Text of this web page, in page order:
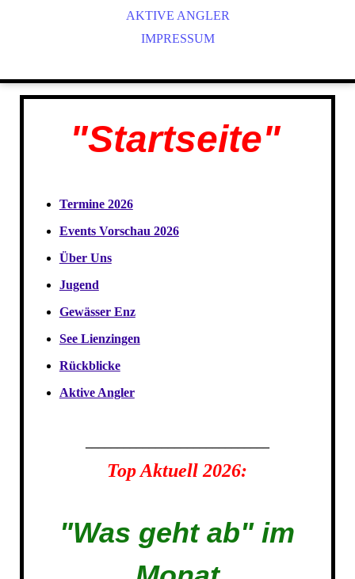
AKTIVE ANGLER
IMPRESSUM
"Startseite"
Termine 2026
Events Vorschau 2026
Über Uns
Jugend
Gewässer Enz
See Lienzingen
Rückblicke
Aktive Angler
Top Aktuell 2026:
"Was geht ab" im